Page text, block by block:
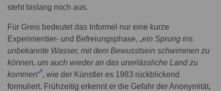
steht bislang noch aus.
Für Greis bedeutet das Informel nur eine kurze
Experimentier- und Befreiungsphase, „ein Sprung ins
unbekannte Wasser, mit dem Bewusstsein schwimmen zu
können, um auch wieder an das unerlässliche Land zu
kommen“8, wie der Künstler es 1983 rückblickend
formuliert. Frühzeitig erkennt er die Gefahr der Anonymität,